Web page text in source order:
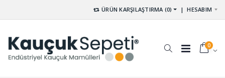
ÜRÜN KARŞILAŞTIRMA (0) |HESABIM
0